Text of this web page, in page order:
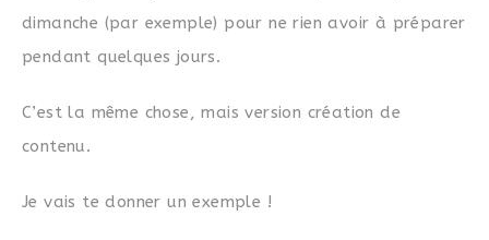
dimanche (par exemple) pour ne rien avoir à préparer
pendant quelques jours.
C’est la même chose, mais version création de
contenu.
Je vais te donner un exemple !